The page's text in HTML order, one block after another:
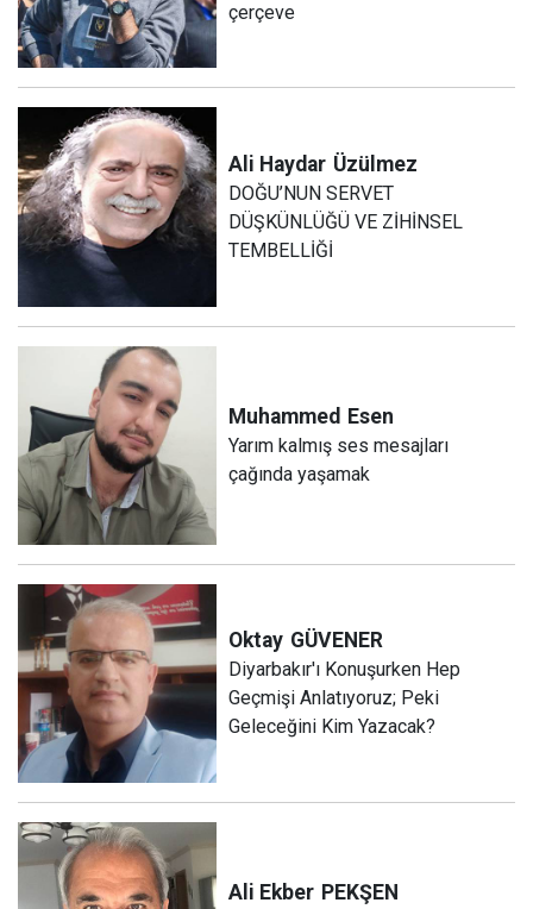
çerçeve
Ali Haydar Üzülmez
DOĞU’NUN SERVET
DÜŞKÜNLÜĞÜ VE ZİHİNSEL
TEMBELLİĞİ
Muhammed Esen
Yarım kalmış ses mesajları
çağında yaşamak
Oktay GÜVENER
Diyarbakır'ı Konuşurken Hep
Geçmişi Anlatıyoruz; Peki
Geleceğini Kim Yazacak?
Ali Ekber PEKŞEN